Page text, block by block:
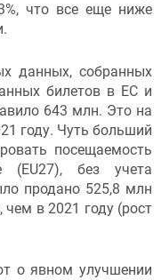
что все еще ниже
данных, собранных
билетов в ЕС и
643 млн. Это на
году. Чуть больший
посещаемость
(EU27), без учета
продано 525,8 млн
в 2021 году (рост
о явном улучшении